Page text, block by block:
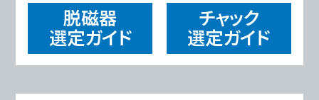
脱磁器
選定ガイド
チャック
選定ガイド